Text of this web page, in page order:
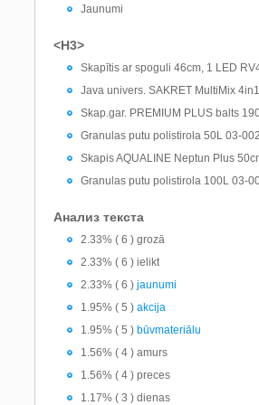
Jaunumi
<H3>
Skapītis ar spoguli 46cm, 1 LED
Java univers. SAKRET MultiMix
Skap.gar. PREMIUM PLUS balts
Granulas putu polistirola 50L 03-
Skapis AQUALINE Neptun Plus
Granulas putu polistirola 100L 03-
Анализ текста
2.33% ( 6 ) grozā
2.33% ( 6 ) ielikt
2.33% ( 6 ) jaunumi
1.95% ( 5 ) akcija
1.95% ( 5 ) būvmateriālu
1.56% ( 4 ) amurs
1.56% ( 4 ) preces
1.17% ( 3 ) dienas